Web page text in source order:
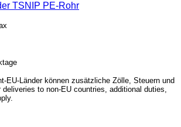
TSNIP PE-Rohr
EU-Länder können zusätzliche Zölle, Steuern und
deliveries to non-EU countries, additional duties,